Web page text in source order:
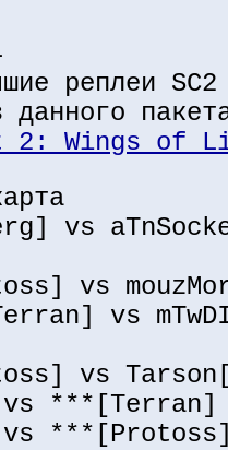
реплеи
2: Wings of
vs
vs
vs
vs
vs
vs